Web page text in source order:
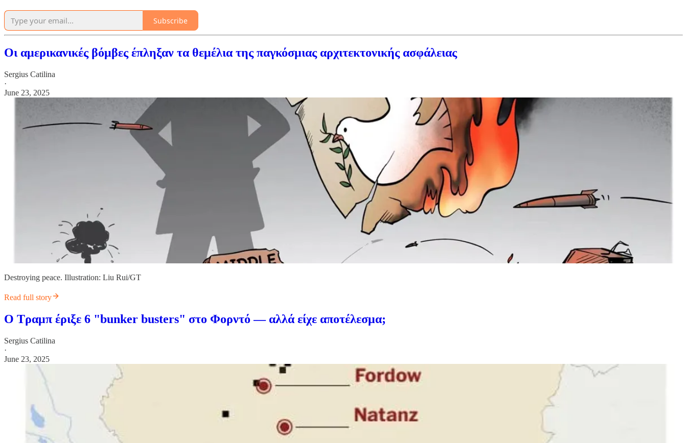
Subscribe
Οι αμερικανικές βόμβες έπληξαν τα θεμέλια της παγκόσμιας αρχιτεκτονικής ασφάλειας
Sergius Catilina
·
June 23, 2025
Destroying peace. Illustration: Liu Rui/GT
Read full story
Ο Τραμπ έριξε 6 "bunker busters" στο Φορντό — αλλά είχε αποτέλεσμα;
Sergius Catilina
·
June 23, 2025